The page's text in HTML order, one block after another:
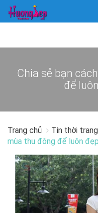
Chia sẻ bạn cách phối đồ mùa thu đông
để
Trang chủ Tin thời trang
mùa thu đông để luôn